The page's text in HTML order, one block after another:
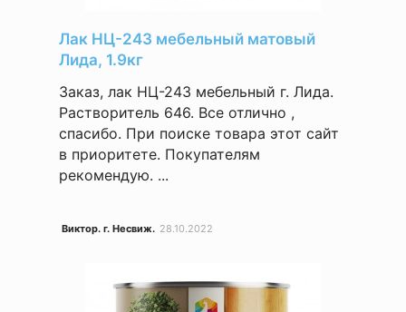
Лак НЦ-243 мебельный матовый
Лида, 1.9кг
Заказ, лак НЦ-243 мебельный г. Лида.
Растворитель 646. Все отлично ,
спасибо. При поиске товара этот сайт
в приоритете. Покупателям
рекомендую. ...
Виктор. г. Несвиж. 28.10.2022